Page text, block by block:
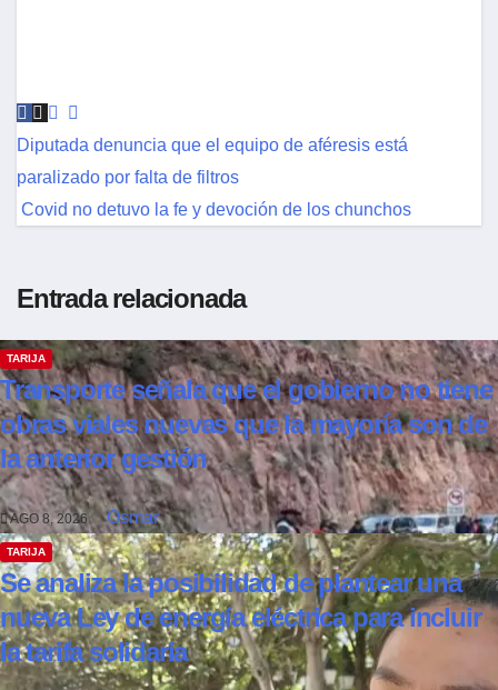
Diputada denuncia que el equipo de aféresis está
paralizado por falta de filtros
Covid no detuvo la fe y devoción de los chunchos
Entrada relacionada
TARIJA
Transporte señala que el gobierno no tiene
obras viales nuevas que la mayoría son de
la anterior gestión
AGO 8, 2026 Osmar
TARIJA
Se analiza la posibilidad de plantear una
nueva Ley de energía eléctrica para incluir
la tarifa solidaria